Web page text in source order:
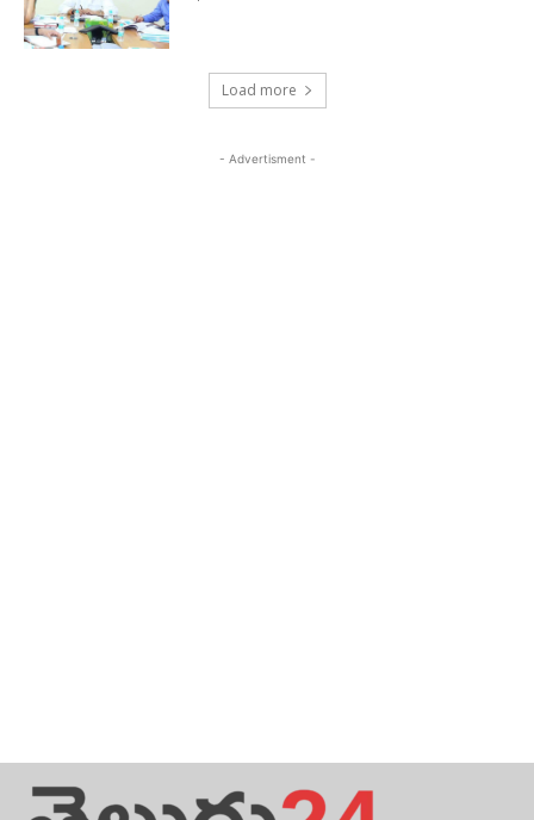
Load more
- Advertisment -